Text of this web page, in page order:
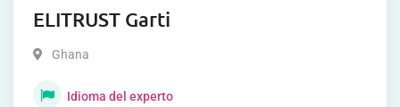
ELITRUST Garti
Ghana
Idioma del experto